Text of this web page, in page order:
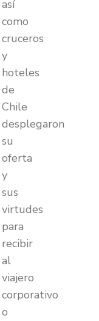
así
como
cruceros
y
hoteles
de
Chile
desplegaron
su
oferta
y
sus
virtudes
para
recibir
al
viajero
corporativo
o